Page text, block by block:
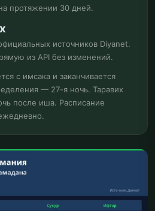
протяжении 30 дней.
источников Diyanet.
из API без изменений.
с имсака и заканчивается
— 27-я ночь. Таравих
после иша. Расписание